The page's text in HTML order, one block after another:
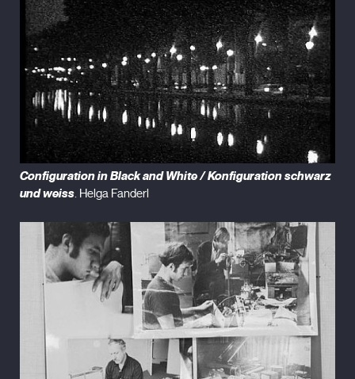
Configuration in Black and White / Konfiguration schwarz
und weiss . Helga Fanderl